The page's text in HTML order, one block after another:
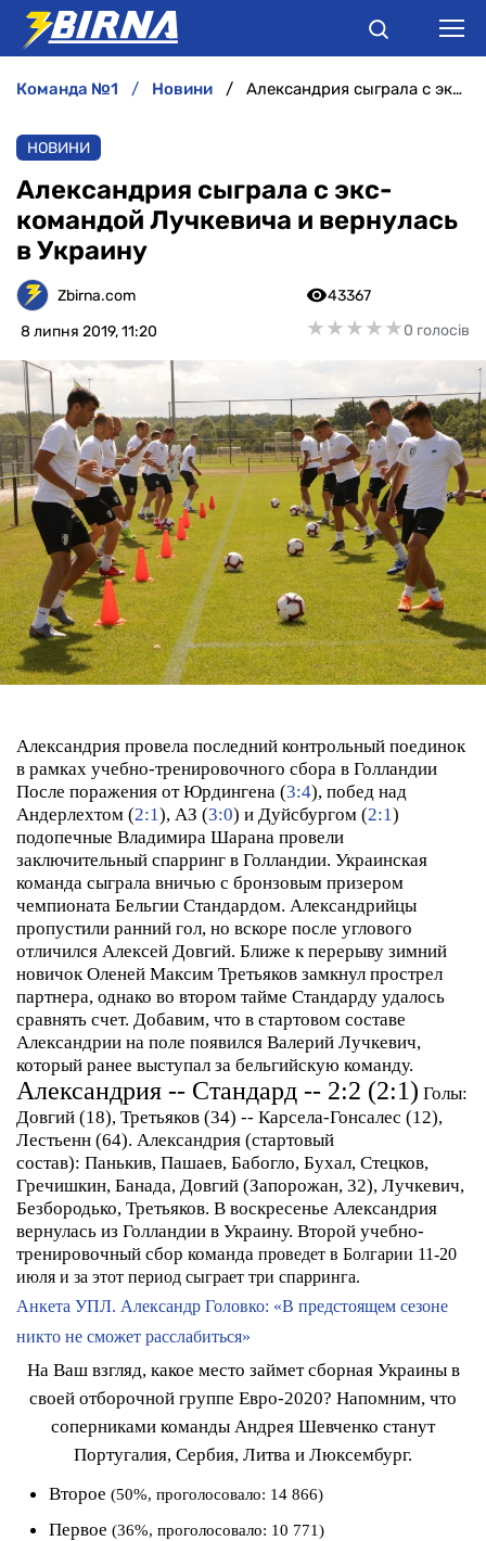
АНАЛІТИКА
ІНТЕРВ'Ю
РІЗНЕ
команда №1 новини Александрия сыграла с экс-командой Лучкевича и вернулась в Украину
НОВИНИ
Александрия сыграла с экс-
командой Лучкевича и вернулась
в Украину
Zbirna.com
8 липня 2019, 11:20
43367
★★★★★
★★★★★0 голосів
Александрия провела последний контрольный поединок
в рамках учебно-тренировочного сбора в Голландии
После поражения от Юрдингена (3:4), побед над
Андерлехтом (2:1), АЗ (3:0) и Дуйсбургом (2:1)
подопечные Владимира Шарана провели
заключительный спарринг в Голландии. Украинская
команда сыграла вничью с бронзовым призером
чемпионата Бельгии Стандардом. Александрийцы
пропустили ранний гол, но вскоре после углового
отличился Алексей Довгий. Ближе к перерыву зимний
новичок Оленей Максим Третьяков замкнул прострел
партнера, однако во втором тайме Стандарду удалось
сравнять счет. Добавим, что в стартовом составе
Александрии на поле появился Валерий Лучкевич,
который ранее выступал за бельгийскую команду.
Александрия -- Стандард -- 2:2 (2:1) Голы:
Довгий (18), Третьяков (34) -- Карсела-Гонсалес (12),
Лестьенн (64). Александрия (стартовый
состав): Панькив, Пашаев, Бабогло, Бухал, Стецков,
Гречишкин, Банада, Довгий (Запорожан, 32), Лучкевич,
Безбородько, Третьяков. В воскресенье Александрия
вернулась из Голландии в Украину. Второй учебно-
тренировочный сбор команда проведет в Болгарии 11-20
июля и за этот период сыграет три спарринга.
Анкета УПЛ. Александр Головко: «В предстоящем сезоне
никто не сможет расслабиться»
На Ваш взгляд, какое место займет сборная Украины в
своей отборочной группе Евро-2020? Напомним, что
соперниками команды Андрея Шевченко станут
Португалия, Сербия, Литва и Люксембург.
Второе (50%, проголосовало: 14 866)
Первое (36%, проголосовало: 10 771)